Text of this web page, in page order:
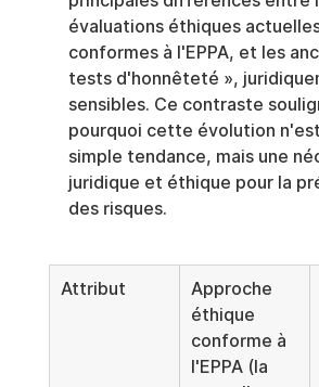
évaluations éthiques
conformes à l'EPPA, et les
tests d'honnêteté »,
sensibles. Ce contraste
pourquoi cette évolution
simple tendance, mais une
juridique et éthique pour la
des risques.
Attribut
Approche
éthique
conforme à
l'EPPA (la